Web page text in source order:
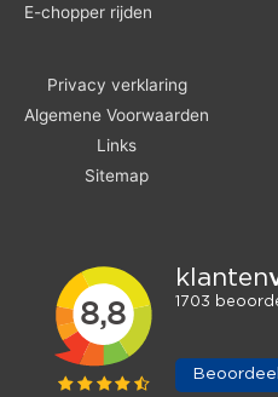
E-chopper rijden
Privacy verklaring
Algemene Voorwaarden
Links
Sitemap